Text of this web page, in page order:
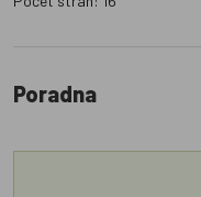
Poradna